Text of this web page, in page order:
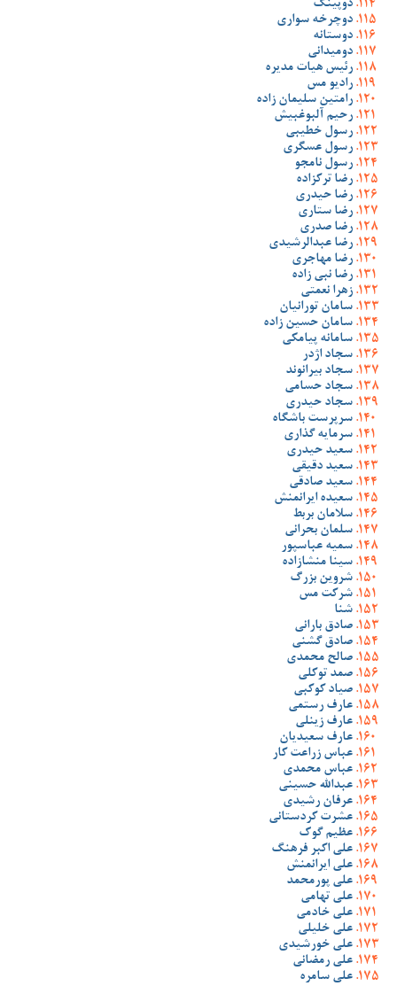
دوپینگ
دوچرخه سواری
دوستانه
دومیدانی
رئیس هیات مدیره
رادیو مس
رامتین سلیمان زاده
رحیم آلبوغبیش
رسول خطیبی
رسول عسگری
رسول نامجو
رضا ترکزاده
رضا حیدری
رضا ستاری
رضا صدری
رضا عبدالرشیدی
رضا مهاجری
رضا نبی زاده
زهرا نعمتی
سامان تورانیان
سامان حسین زاده
سامانه پیامکی
سجاد اژدر
سجاد بیرانوند
سجاد حسامی
سجاد حیدری
سرپرست باشگاه
سرمایه گذاری
سعید حیدری
سعید دقیقی
سعید صادقی
سعیده ایرانمنش
سلامان بربط
سلمان بحرانی
سمیه عباسپور
سینا منشازاده
شروین بزرگ
شرکت مس
شنا
صادق بارانی
صادق گشنی
صالح محمدی
صمد توکلی
صیاد کوکبی
عارف رستمی
عارف زینلی
عارف سعیدیان
عباس زراعت کار
عباس محمدی
عبدالله حسینی
عرفان رشیدی
عشرت کردستانی
عظیم گوک
علی اکبر فرهنگ
علی ایرانمنش
علی پورمحمد
علی تهامی
علی خادمی
علی خلیلی
علی خورشیدی
علی رمضانی
علی سامره